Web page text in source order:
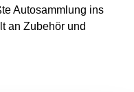
Autosammlung ins
an Zubehör und